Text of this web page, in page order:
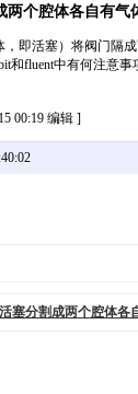
两个腔体各自有气
即活塞）将阀门隔
和fluent中有何注意事
00:19 编辑 ]
塞分割成两个腔体各